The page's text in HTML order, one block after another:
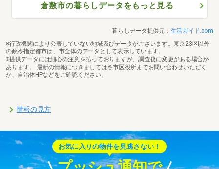
倉敷市の暮らしデータをもっと見る
暮らしデータ提供元： 生活ガイド.com
※行政機関により公表していない地域及びデータがございます。東京23区以外
の政令指定都市は、市全体のデータとして表示しています。
※提供データには細心の注意を払っておりますが、調査後に変更がある場合が
あります。 最新の情報につきましては各市区役所までお問い合わせいただく
か、自治体HPなどをご確認ください。
情報の見方
お気に入りの物件を見逃さない！